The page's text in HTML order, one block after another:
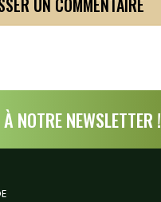
NOTRE NEWSLETTER !